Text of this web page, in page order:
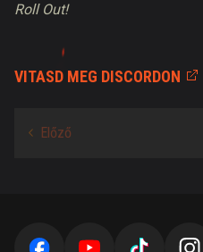
Roll Out!
VITASD MEG DISCORDON